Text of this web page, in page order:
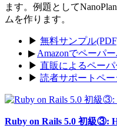
ます。例題として
ムを作ります。
▶ 無料サンプル
▶ Amazonでペーパ
▶ 直販によるペー
▶ 読者サポートペー
Ruby on Rails 5.0 初級③: